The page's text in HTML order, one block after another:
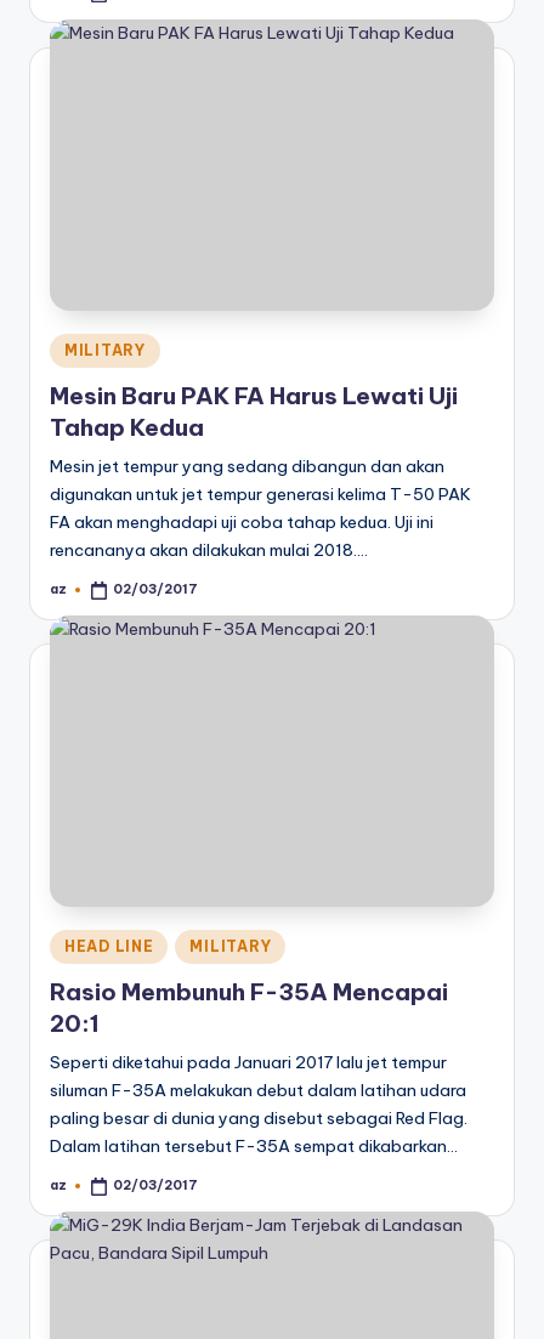
Posted
in
MILITARY
Mesin Baru PAK FA Harus Lewati Uji
Tahap Kedua
Mesin jet tempur yang sedang dibangun dan akan
digunakan untuk jet tempur generasi kelima T-50 PAK
FA akan menghadapi uji coba tahap kedua. Uji ini
rencananya akan dilakukan mulai 2018.…
Posted
az 02/03/2017
Posted
in
HEAD LINE MILITARY
Rasio Membunuh F-35A Mencapai
20:1
Seperti diketahui pada Januari 2017 lalu jet tempur
siluman F-35A melakukan debut dalam latihan udara
paling besar di dunia yang disebut sebagai Red Flag.
Dalam latihan tersebut F-35A sempat dikabarkan…
Posted
az 02/03/2017